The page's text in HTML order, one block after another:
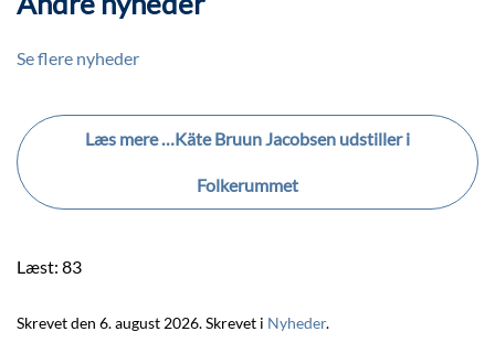
Se flere nyheder
Læs mere …Käte Bruun Jacobsen udstiller i
Folkerummet
Læst: 83
Skrevet den 6. august 2026. Skrevet i Nyheder.